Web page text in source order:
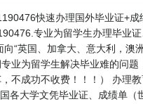
快速办理国外毕业证+
专业为留学生办理毕业
“英国、加拿大、意大利，
业为留学生解决毕业难的问
不成功不收费！！！） 办理
各大学文凭毕业证、成绩单